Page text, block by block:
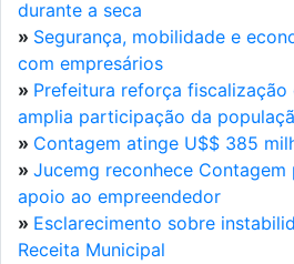
durante a seca
» Segurança, mobilidade e
com empresários
» Prefeitura reforça
amplia participação da
» Contagem atinge U$$ 385
» Jucemg reconhece
apoio ao empreendedor
» Esclarecimento sobre
Receita Municipal